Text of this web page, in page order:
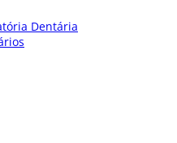
Dentária